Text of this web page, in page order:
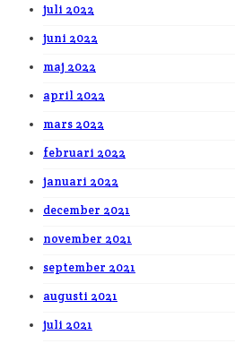
juli 2022
juni 2022
maj 2022
april 2022
mars 2022
februari 2022
januari 2022
december 2021
november 2021
september 2021
augusti 2021
juli 2021